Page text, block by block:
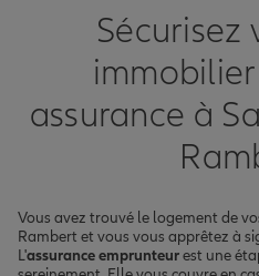
Sécurisez
assurance à
Vous avez trouvé le logement de
Rambert et vous vous apprêtez à
L'assurance emprunteurest une